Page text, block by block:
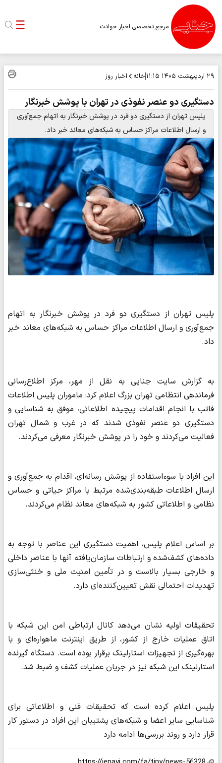
مرجع تخصصی اخبار حوادث
۲۹ اردیبهشت ۱۴۰۵ ۱۱:۱۵ خانه اخبار روز
دستگیری دو عنصر نفوذی در تهران با پوشش خبرنگار
پلیس تهران از دستگیری دو فرد در پوشش خبرنگار به اتهام جمع‌آوری
و ارسال اطلاعات مراکز حساس به شبکه‌های معاند خبر داد.
پلیس تهران از دستگیری دو فرد در پوشش خبرنگار به اتهام
جمع‌آوری و ارسال اطلاعات مراکز حساس به شبکه‌های معاند خبر
داد.
به گزارش سایت جنایی به نقل از مهر، مرکز اطلاع‌رسانی
فرماندهی انتظامی تهران بزرگ اعلام کرد: ماموران پلیس اطلاعات
فاتب با انجام اقدامات پیچیده اطلاعاتی، موفق به شناسایی و
دستگیری دو عنصر نفوذی شدند که در غرب و شمال تهران
فعالیت می‌کردند و خود را در پوشش خبرنگار معرفی می‌کردند.
این افراد با سوءاستفاده از پوشش رسانه‌ای، اقدام به جمع‌آوری و
ارسال اطلاعات طبقه‌بندی‌شده مرتبط با مراکز حیاتی و حساس
نظامی و اطلاعاتی کشور به شبکه‌های معاند نظام می‌کردند.
بر اساس اعلام پلیس، اهمیت دستگیری این عناصر با توجه به
داده‌های کشف‌شده و ارتباطات سازمان‌یافته آنها با عناصر داخلی
و خارجی بسیار بالاست و در تأمین امنیت ملی و خنثی‌سازی
تهدیدات احتمالی نقش تعیین‌کننده‌ای دارد.
تحقیقات اولیه نشان می‌دهد کانال ارتباطی امن این شبکه با
اتاق عملیات خارج از کشور، از طریق اینترنت ماهواره‌ای و با
بهره‌گیری از تجهیزات استارلینک برقرار بوده است. دستگاه گیرنده
استارلینک این شبکه نیز در جریان عملیات کشف و ضبط شد.
پلیس اعلام کرده است که تحقیقات فنی و اطلاعاتی برای
شناسایی سایر اعضا و شبکه‌های پشتیبان این افراد در دستور کار
قرار دارد و روند بررسی‌ها ادامه دارد